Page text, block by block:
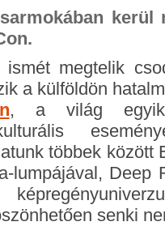
kerül
megtelik
a külföldön
, a világ egyik
többek között
lumpájával, Deep
senki